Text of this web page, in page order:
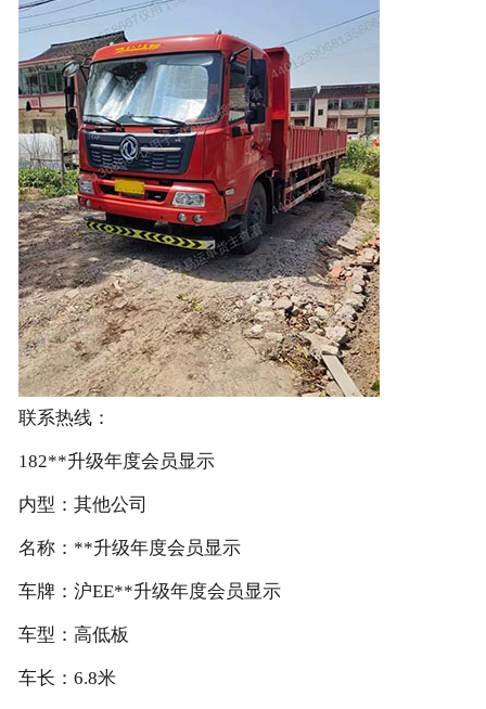
联系热线：
182**升级年度会员显示
内型：其他公司
名称：**升级年度会员显示
车牌：沪EE**升级年度会员显示
车型：高低板
车长：6.8米